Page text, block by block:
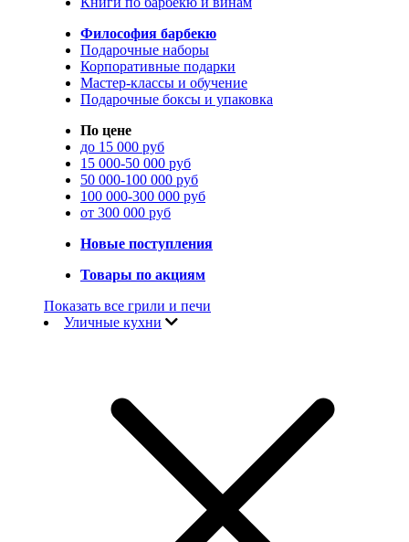
Философия барбекю
Подарочные наборы
Корпоративные подарки
Мастер-классы и обучение
Подарочные боксы и упаковка
По цене
до 15 000 руб
15 000-50 000 руб
50 000-100 000 руб
100 000-300 000 руб
от 300 000 руб
Новые поступления
Товары по акциям
Показать все грили и печи
Уличные кухни